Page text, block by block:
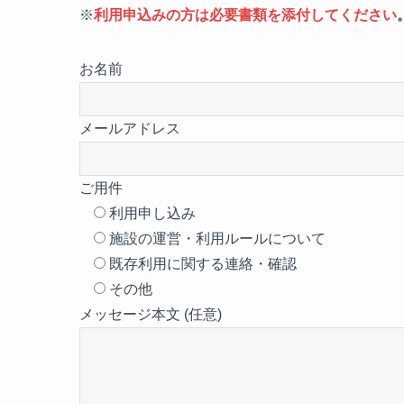
※利用申込みの方は必要書類を添付してください
お名前
メールアドレス
ご用件
利用申し込み
施設の運営・利用ルールについて
既存利用に関する連絡・確認
その他
メッセージ本文 (任意)